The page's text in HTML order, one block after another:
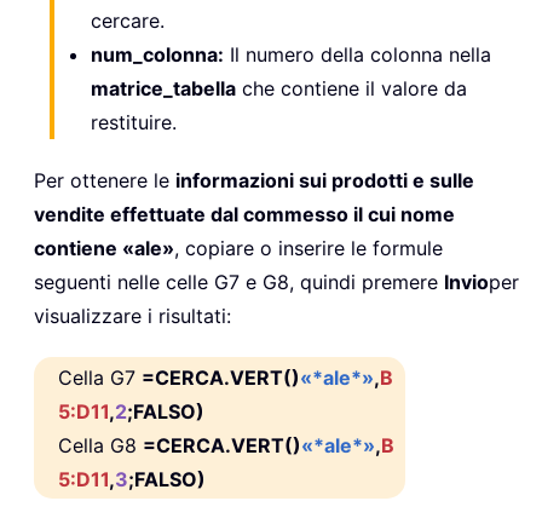
cercare.
num_colonna: Il numero della colonna nella
matrice_tabella che contiene il valore da
restituire.
Per ottenere le informazioni sui prodotti e sulle
vendite effettuate dal commesso il cui nome
contiene «ale», copiare o inserire le formule
seguenti nelle celle G7 e G8, quindi premere Invioper
visualizzare i risultati:
Cella G7 =CERCA.VERT()«*ale*»,B
5:D11,2;FALSO)
Cella G8 =CERCA.VERT()«*ale*»,B
5:D11,3;FALSO)